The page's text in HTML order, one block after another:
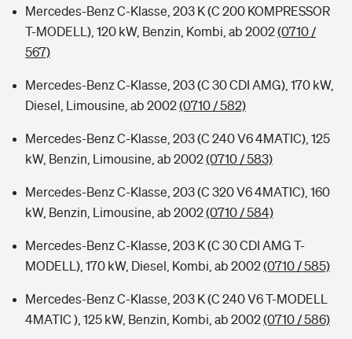
Mercedes-Benz C-Klasse, 203 K (C 200 KOMPRESSOR
T-MODELL), 120 kW, Benzin, Kombi, ab 2002(0710 /
567)
Mercedes-Benz C-Klasse, 203 (C 30 CDI AMG), 170 kW,
Diesel, Limousine, ab 2002(0710 / 582)
Mercedes-Benz C-Klasse, 203 (C 240 V6 4MATIC), 125
kW, Benzin, Limousine, ab 2002(0710 / 583)
Mercedes-Benz C-Klasse, 203 (C 320 V6 4MATIC), 160
kW, Benzin, Limousine, ab 2002(0710 / 584)
Mercedes-Benz C-Klasse, 203 K (C 30 CDI AMG T-
MODELL), 170 kW, Diesel, Kombi, ab 2002(0710 / 585)
Mercedes-Benz C-Klasse, 203 K (C 240 V6 T-MODELL
4MATIC ), 125 kW, Benzin, Kombi, ab 2002(0710 / 586)